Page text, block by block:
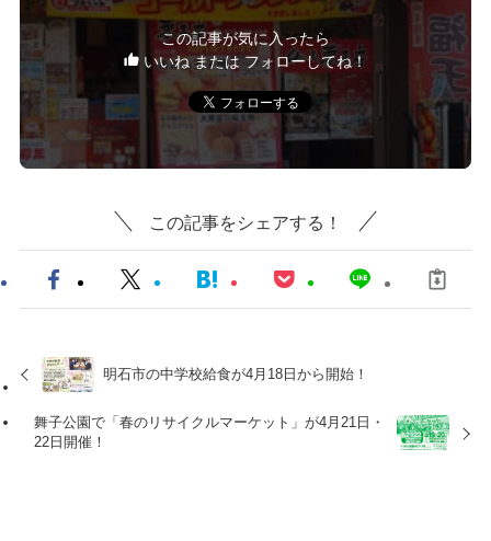
この記事が気に入ったら
いいね または フォローしてね！
この記事をシェアする！
明石市の中学校給食が4月18日から開始！
舞子公園で「春のリサイクルマーケット」が4月21日・
22日開催！